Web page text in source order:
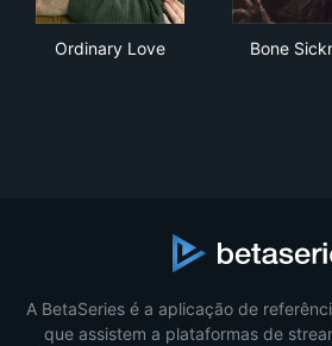
Ordinary Love Bone
A BetaSeries é a aplicação de
que assistem a plataformas de